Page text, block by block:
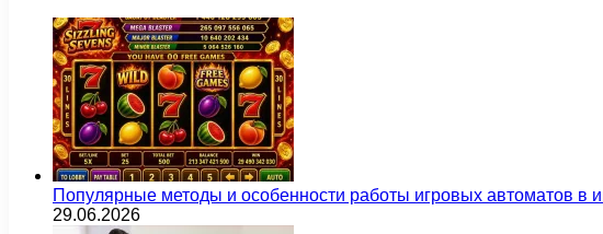
Популярные методы и особенности работы игровых автоматов в
29.06.2026